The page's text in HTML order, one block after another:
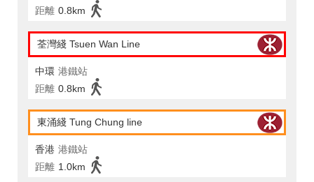
距離 0.8km
荃灣綫 Tsuen Wan Line
中環 港鐵站
距離 0.8km
東涌綫 Tung Chung line
香港 港鐵站
距離 1.0km